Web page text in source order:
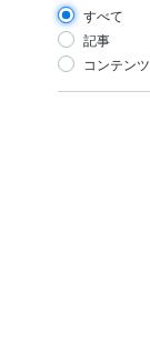
すべて
記事
コンテンツ